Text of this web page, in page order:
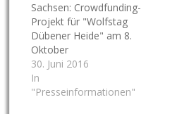
Sachsen: Crowdfunding-
Projekt für "Wolfstag
Dübener Heide" am 8.
Oktober
30. Juni 2016
In
"Presseinformationen"